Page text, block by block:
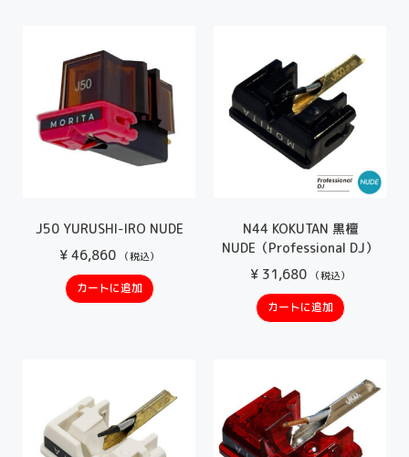
J50 YURUSHI-IRO NUDE
¥46,860 （税込）
カートに追加
N44 KOKUTAN 黒檀
NUDE（Professional DJ）
¥31,680 （税込）
カートに追加